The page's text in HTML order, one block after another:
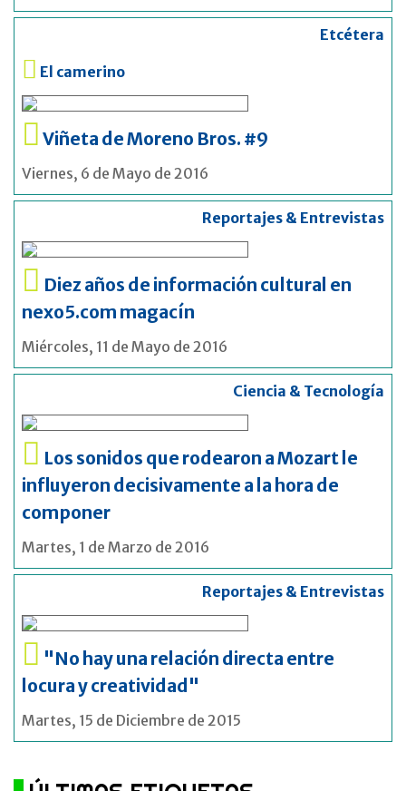
Etcétera
El camerino
Viñeta de Moreno Bros. #9
Viernes, 6 de Mayo de 2016
Reportajes & Entrevistas
Diez años de información cultural en
nexo5.com magacín
Miércoles, 11 de Mayo de 2016
Ciencia & Tecnología
Los sonidos que rodearon a Mozart le
influyeron decisivamente a la hora de
componer
Martes, 1 de Marzo de 2016
Reportajes & Entrevistas
"No hay una relación directa entre
locura y creatividad"
Martes, 15 de Diciembre de 2015